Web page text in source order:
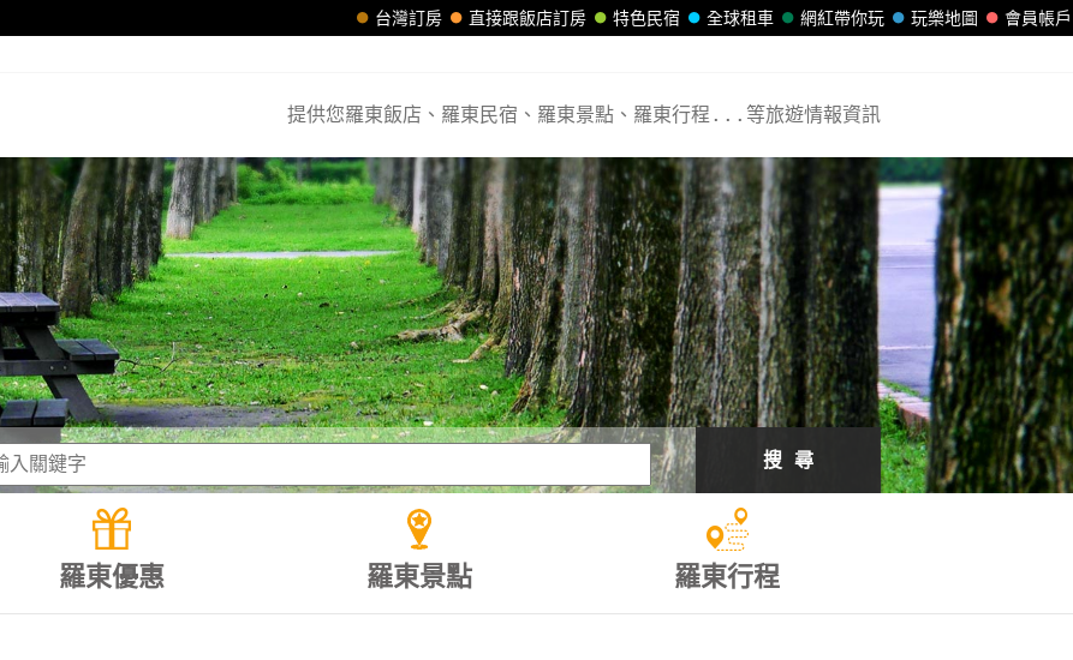
會員帳戶
玩樂地圖
網紅帶你玩
全球租車
特色民宿
直接跟飯店訂房
台灣訂房
提供您羅東飯店、羅東民宿、羅東景點、羅東行程...等旅遊情報資訊
搜 尋
羅東優惠 羅東景點 羅東行程